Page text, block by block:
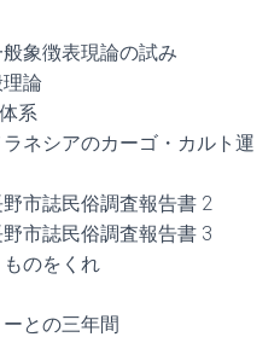
象徴表現論の試み
論
系
ネシアのカーゴ・カルト運
市誌民俗調査報告書 2
野市誌民俗調査報告書 3
のをくれ
との三年間